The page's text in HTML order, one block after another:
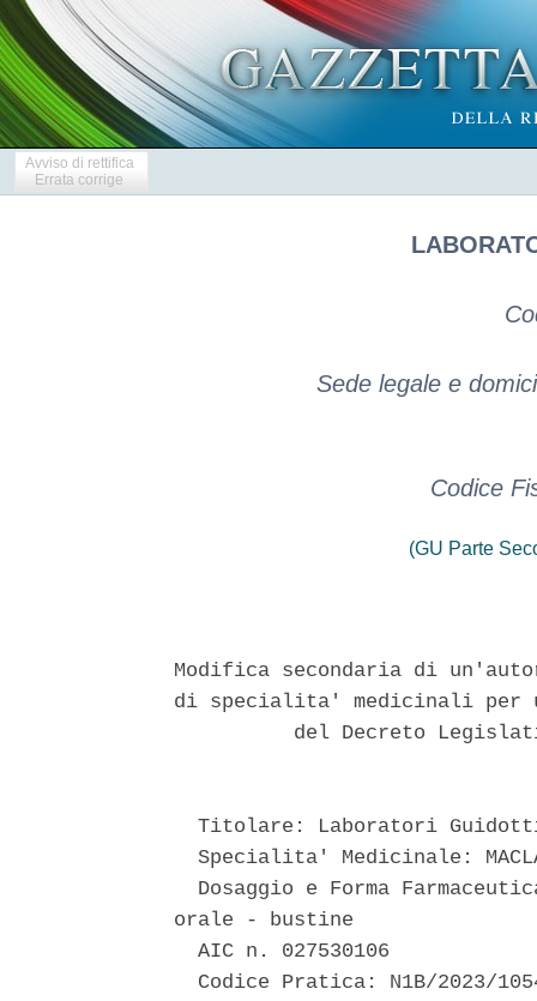
Avviso di rettifica
Errata corrige
Sede legale e
Codice
(GU Parte
Modifica secondaria di
di specialita' medicinali per
del Decreto
Titolare: Laboratori
Specialita' Medicinale:
Dosaggio e Forma
orale - bustine
  AIC n. 027530106
Codice Pratica: N1B/2023/